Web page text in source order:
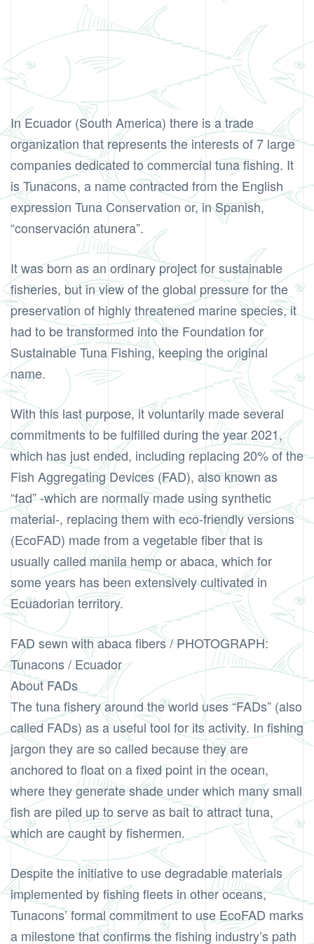
In Ecuador (South America) there is a trade
organization that represents the interests of 7 large
companies dedicated to commercial tuna fishing. It
is Tunacons, a name contracted from the English
expression Tuna Conservation or, in Spanish,
“conservación atunera”.
It was born as an ordinary project for sustainable
fisheries, but in view of the global pressure for the
preservation of highly threatened marine species, it
had to be transformed into the Foundation for
Sustainable Tuna Fishing, keeping the original
name.
With this last purpose, it voluntarily made several
commitments to be fulfilled during the year 2021,
which has just ended, including replacing 20% of the
Fish Aggregating Devices (FAD), also known as
“fad” -which are normally made using synthetic
material-, replacing them with eco-friendly versions
(EcoFAD) made from a vegetable fiber that is
usually called manila hemp or abaca, which for
some years has been extensively cultivated in
Ecuadorian territory.
FAD sewn with abaca fibers / PHOTOGRAPH:
Tunacons / Ecuador
About FADs
The tuna fishery around the world uses “FADs” (also
called FADs) as a useful tool for its activity. In fishing
jargon they are so called because they are
anchored to float on a fixed point in the ocean,
where they generate shade under which many small
fish are piled up to serve as bait to attract tuna,
which are caught by fishermen.
Despite the initiative to use degradable materials
implemented by fishing fleets in other oceans,
Tunacons’ formal commitment to use EcoFAD marks
a milestone that confirms the fishing industry’s path